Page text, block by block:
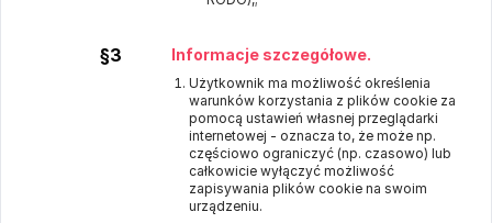
§3 Informacje szczegółowe.
Użytkownik ma możliwość określenia
warunków korzystania z plików cookie za
pomocą ustawień własnej przeglądarki
internetowej - oznacza to, że może np.
częściowo ograniczyć (np. czasowo) lub
całkowicie wyłączyć możliwość
zapisywania plików cookie na swoim
urządzeniu.